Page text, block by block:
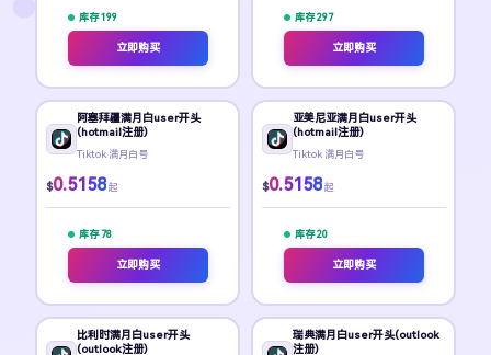
库存 199
立即购买
库存 297
立即购买
阿塞拜疆满月白user开头
(hotmail注册)
Tiktok 满月白号
$0.5158 起
库存 78
立即购买
亚美尼亚满月白user开头
(hotmail注册)
Tiktok 满月白号
$0.5158 起
库存 20
立即购买
比利时满月白user开头
(outlook注册)
瑞典满月白user开头(outlook
注册)